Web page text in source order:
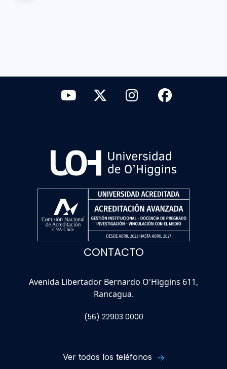
CONTACTO
Avenida Libertador Bernardo O'Higgins 611,
Rancagua.
(56) 22903 0000
Ver todos los teléfonos